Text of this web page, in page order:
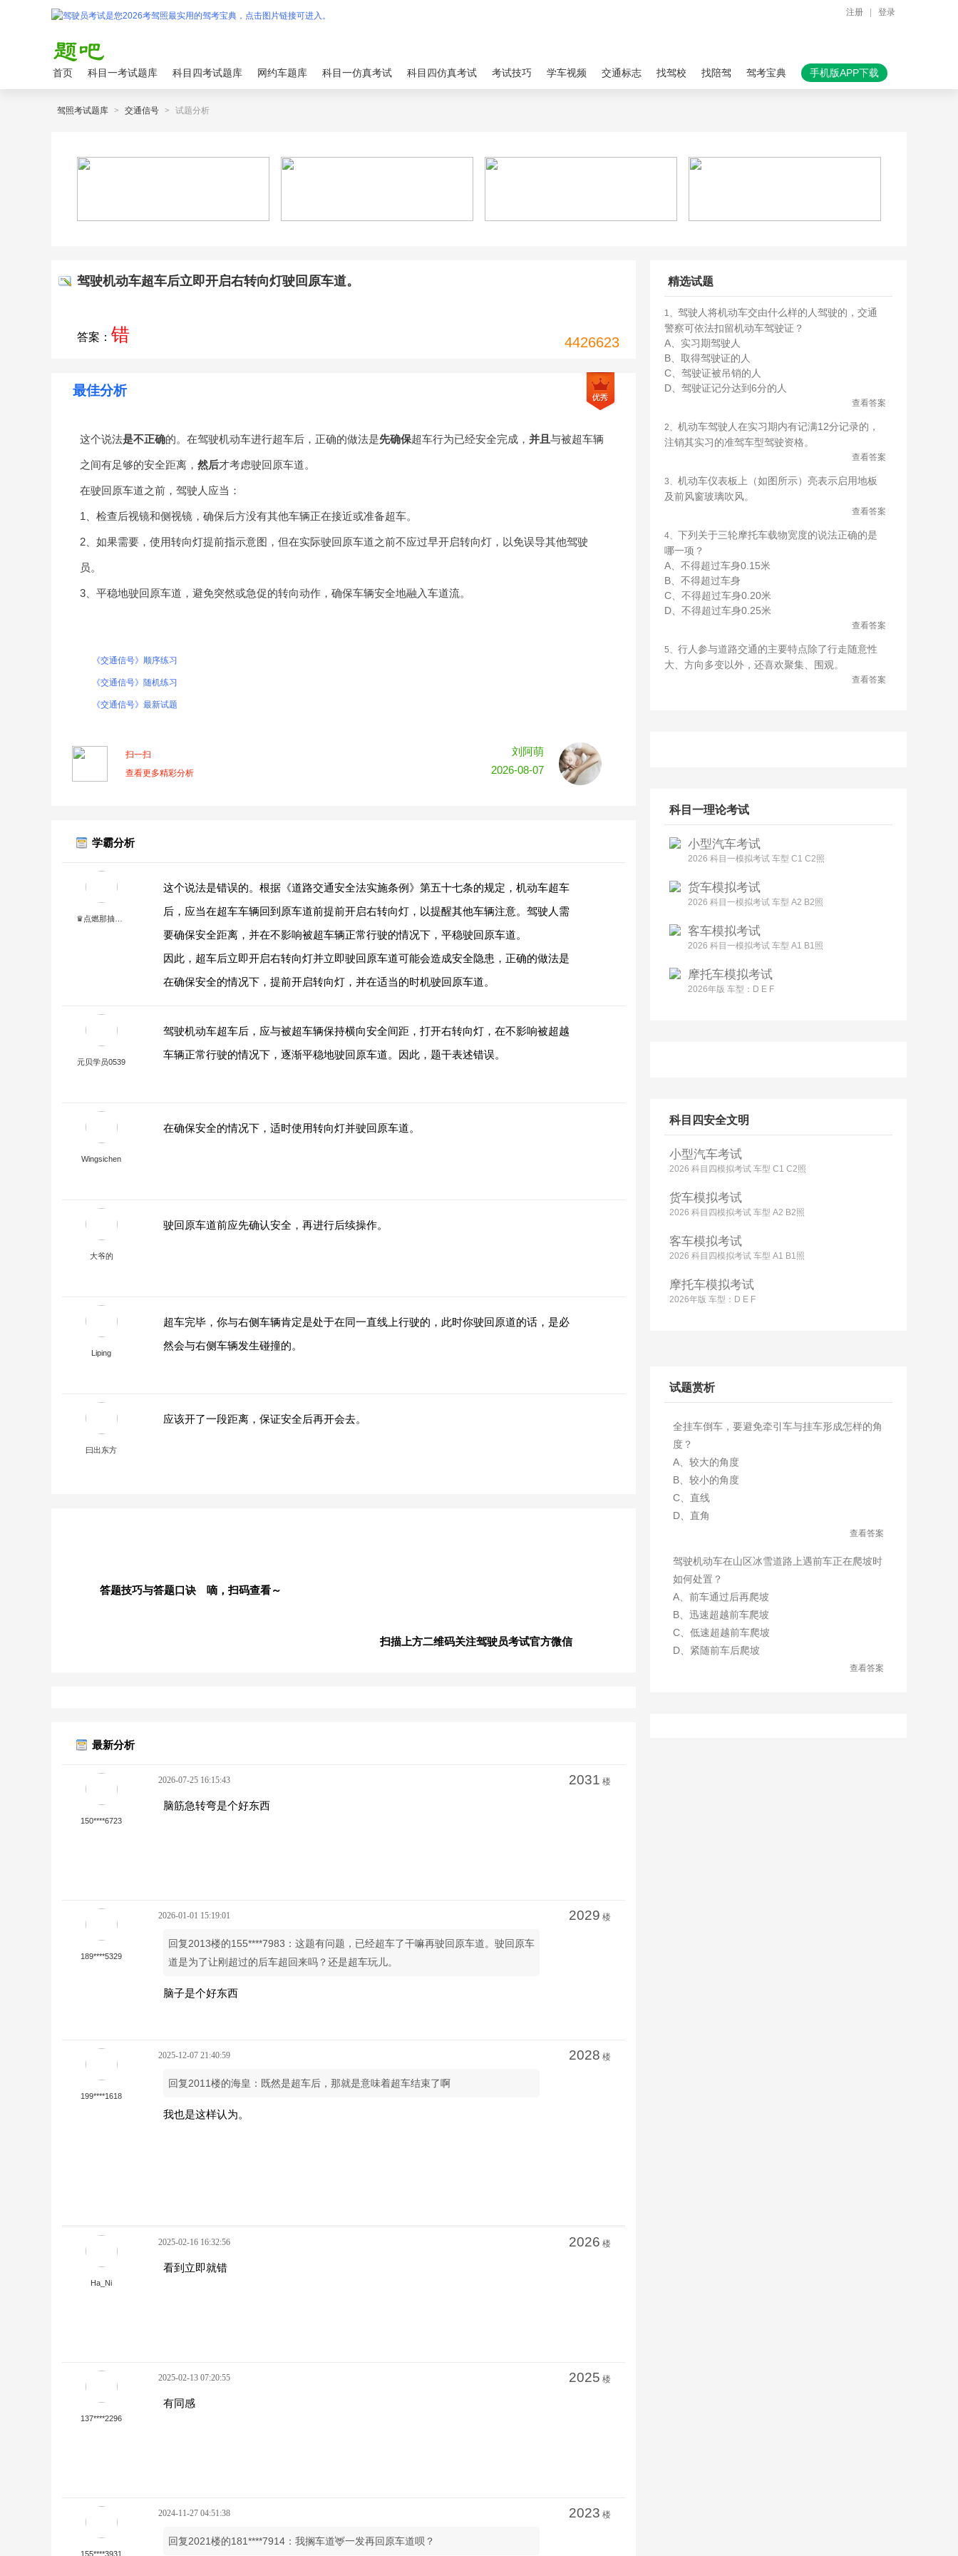
注册 登录
首页 科目一考试题库 科目四考试题库 网约车题库 科目一仿真考试 科目四仿真考试 考试技巧 学车视频 交通标志 找驾校 找陪驾 驾考宝典 手机版APP下载
驾照考试题库 > 交通信号 > 试题分析
驾驶机动车超车后立即开启右转向灯驶回原车道。
答案： 错 4426623
最佳分析
这个说法是不正确的。在驾驶机动车进行超车后，正确的做法是先确保超车行为已经安全完成， 并且 与被超车辆
之间有足够的安全距离， 然后才考虑驶回原车道。
在驶回原车道之前，驾驶人应当：
1、检查后视镜和侧视镜，确保后方没有其他车辆正在接近或准备超车。
2、如果需要，使用转向灯提前指示意图，但在实际驶回原车道之前不应过早开启转向灯，以免误导其他驾驶
员。
3、平稳地驶回原车道，避免突然或急促的转向动作，确保车辆安全地融入车道流。
《交通信号》顺序练习
《交通信号》随机练习
《交通信号》最新试题
扫一扫
查看更多精彩分析
刘阿萌
2026-08-07
学霸分析
这个说法是错误的。根据《道路交通安全法实施条例》第五十七条的规定，机动车超车
后，应当在超车车辆回到原车道前提前开启右转向灯，以提醒其他车辆注意。驾驶人需
要确保安全距离，并在不影响被超车辆正常行驶的情况下，平稳驶回原车道。
因此，超车后立即开启右转向灯并立即驶回原车道可能会造成安全隐患，正确的做法是
在确保安全的情况下，提前开启转向灯，并在适当的时机驶回原车道。
元贝学员0539
驾驶机动车超车后，应与被超车辆保持横向安全间距，打开右转向灯，在不影响被超越
车辆正常行驶的情况下，逐渐平稳地驶回原车道。因此，题干表述错误。
Wingsichen
在确保安全的情况下，适时使用转向灯并驶回原车道。
大爷的
驶回原车道前应先确认安全，再进行后续操作。
Liping
超车完毕，你与右侧车辆肯定是处于在同一直线上行驶的，此时你驶回原道的话，是必
然会与右侧车辆发生碰撞的。
曰出东方
应该开了一段距离，保证安全后再开会去。
答题技巧与答题口诀 嘀，扫码查看～
扫描上方二维码关注驾驶员考试官方微信
最新分析
150****6723
2026-07-25 16:15:43 2031 楼
脑筋急转弯是个好东西
189****5329
2026-01-01 15:19:01 2029 楼
回复2013楼的155****7983：这题有问题，已经超车了干嘛再驶回原车道。驶回原车
道是为了让刚超过的后车超回来吗？还是超车玩儿。
脑子是个好东西
199****1618
2025-12-07 21:40:59 2028 楼
回复2011楼的海皇：既然是超车后，那就是意味着超车结束了啊
我也是这样认为。
Ha_Ni
2025-02-16 16:32:56 2026 楼
看到立即就错
137****2296
2025-02-13 07:20:55 2025 楼
有同感
155****3931
2024-11-27 04:51:38 2023 楼
回复2021楼的181****7914：我搁车道🦌一发再回原车道呗？
精选试题
1、 驾驶人将机动车交由什么样的人驾驶的，交通
警察可依法扣留机动车驾驶证？
A、实习期驾驶人
B、取得驾驶证的人
C、驾驶证被吊销的人
D、驾驶证记分达到6分的人
查看答案
2、 机动车驾驶人在实习期内有记满12分记录的，
注销其实习的准驾车型驾驶资格。
查看答案
3、 机动车仪表板上（如图所示）亮表示启用地板
及前风窗玻璃吹风。
查看答案
4、 下列关于三轮摩托车载物宽度的说法正确的是
哪一项？
A、不得超过车身0.15米
B、不得超过车身
C、不得超过车身0.20米
D、不得超过车身0.25米
查看答案
5、 行人参与道路交通的主要特点除了行走随意性
大、方向多变以外，还喜欢聚集、围观。
查看答案
科目一理论考试
小型汽车考试
2026 科目一模拟考试 车型 C1 C2照
货车模拟考试
2026 科目一模拟考试 车型 A2 B2照
客车模拟考试
2026 科目一模拟考试 车型 A1 B1照
摩托车模拟考试
2026年版 车型：D E F
科目四安全文明
小型汽车考试
2026 科目四模拟考试 车型 C1 C2照
货车模拟考试
2026 科目四模拟考试 车型 A2 B2照
客车模拟考试
2026 科目四模拟考试 车型 A1 B1照
摩托车模拟考试
2026年版 车型：D E F
试题赏析
全挂车倒车，要避免牵引车与挂车形成怎样的角
度？
A、较大的角度
B、较小的角度
C、直线
D、直角
查看答案
驾驶机动车在山区冰雪道路上遇前车正在爬坡时
如何处置？
A、前车通过后再爬坡
B、迅速超越前车爬坡
C、低速超越前车爬坡
D、紧随前车后爬坡
查看答案